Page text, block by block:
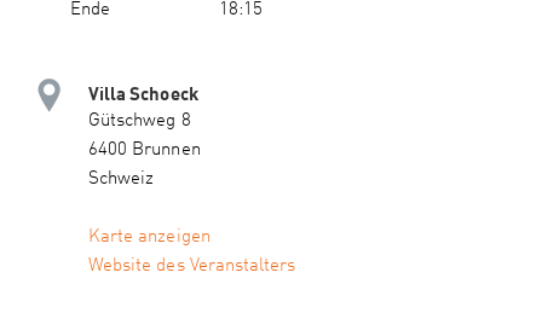
Ende
18:15
Villa Schoeck
Gütschweg 8
6400 Brunnen
Schweiz
Karte anzeigen
Website des Veranstalters